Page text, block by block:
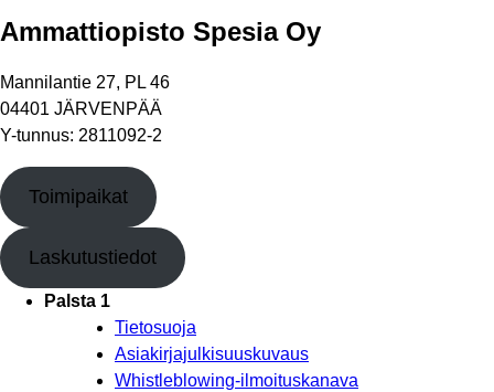
Ammattiopisto Spesia Oy
Mannilantie 27, PL 46
04401 JÄRVENPÄÄ
Y-tunnus: 2811092-2
Toimipaikat
Laskutustiedot
Palsta 1
Tietosuoja
Asiakirjajulkisuuskuvaus
Whistleblowing-ilmoituskanava